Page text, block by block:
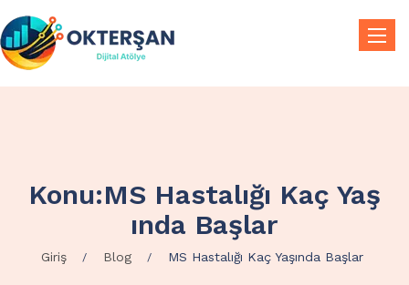
Konu:MS Hastalığı Kaç Yaş
Inda Başlar
Giriş Blog MS Hastalığı Kaç Yaşında Başlar